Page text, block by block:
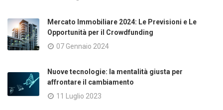
Mercato Immobiliare 2024: Le Previsioni e Le
Opportunità per il Crowdfunding
07 Gennaio 2024
Nuove tecnologie: la mentalità giusta per
affrontare il cambiamento
11 Luglio 2023